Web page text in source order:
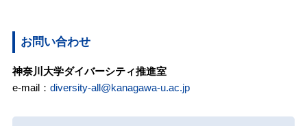
お問い合わせ
神奈川大学ダイバーシティ推進室
e-mail： diversity-all@kanagawa-u.ac.jp